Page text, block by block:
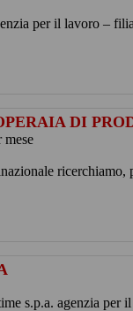
per il lavoro –
DI
mese
ricerchiamo,
s.p.a. agenzia per